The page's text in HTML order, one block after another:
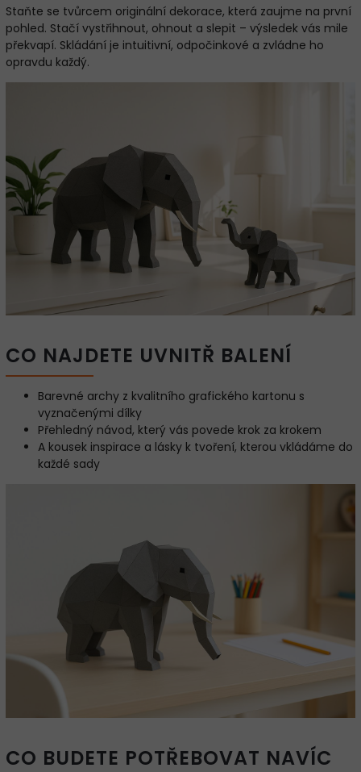
Staňte se tvůrcem originální dekorace, která zaujme na první
pohled. Stačí vystřihnout, ohnout a slepit – výsledek vás mile
překvapí. Skládání je intuitivní, odpočinkové a zvládne ho
opravdu každý.
CO NAJDETE UVNITŘ BALENÍ
Barevné archy z kvalitního grafického kartonu s
vyznačenými dílky
Přehledný návod, který vás povede krok za krokem
A kousek inspirace a lásky k tvoření, kterou vkládáme do
každé sady
CO BUDETE POTŘEBOVAT NAVÍC